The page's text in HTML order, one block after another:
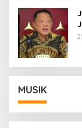
MUSIK